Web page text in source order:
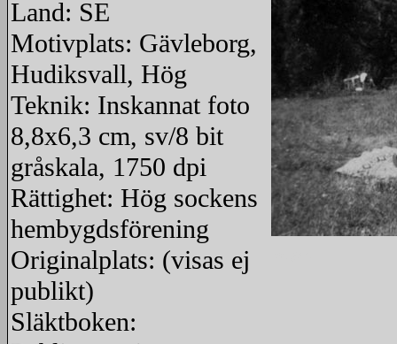
Land: SE
Motivplats: Gävleborg,
Hudiksvall, Hög
Teknik: Inskannat foto
8,8x6,3 cm, sv/8 bit
gråskala, 1750 dpi
Rättighet: Hög sockens
hembygdsförening
Originalplats: (visas ej
publikt)
Släktboken: